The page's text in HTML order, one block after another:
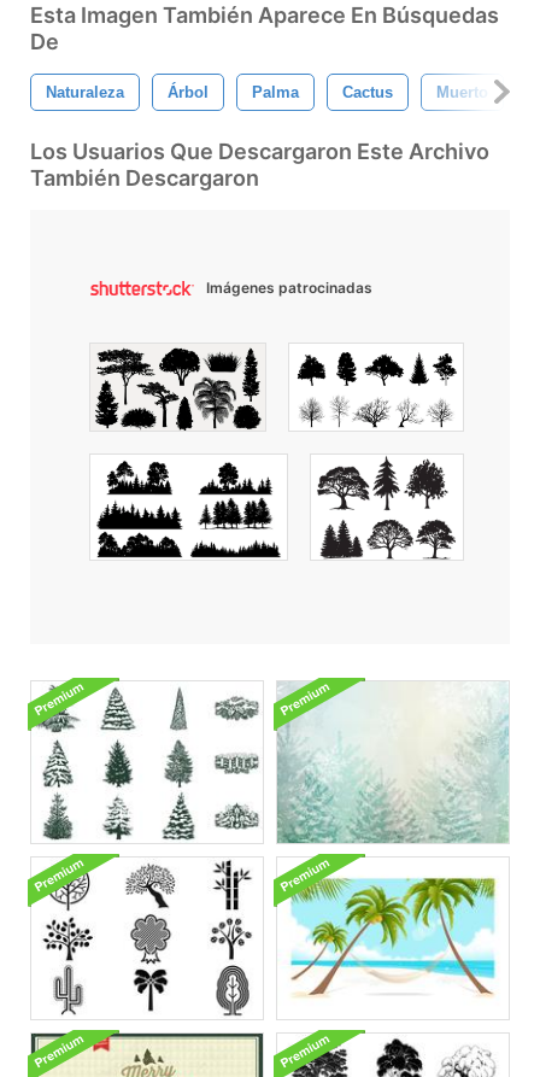
Esta Imagen También Aparece En Búsquedas
De
Naturaleza Árbol Palma Cactus Muerto
Los Usuarios Que Descargaron Este Archivo
También Descargaron
Imágenes patrocinadas